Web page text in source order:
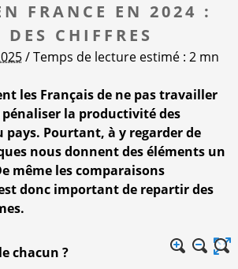
FRANCE EN 2024 :
CHIFFRES
/ Temps de lecture estimé : 2 mn
les Français de ne pas travailler
pénaliser la productivité des
pays. Pourtant, à y regarder de
nous donnent des éléments un
même les comparaisons
donc important de repartir des
chacun ?